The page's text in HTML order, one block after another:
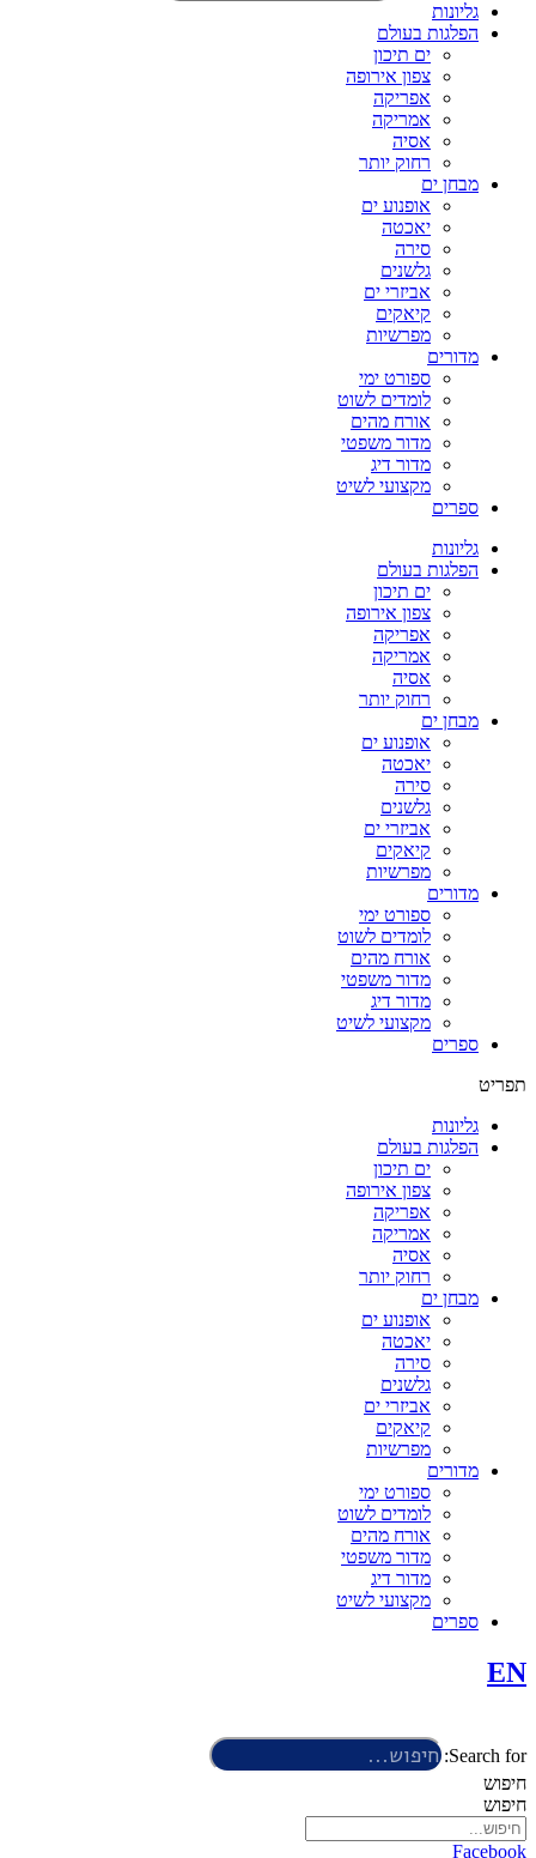
גליונות
הפלגות בעולם
ים תיכון
צפון אירופה
אפריקה
אמריקה
אסיה
רחוק יותר
מבחן ים
אופנוע ים
יאכטה
סירה
גלשנים
אביזרי ים
קיאקים
מפרשיות
מדורים
ספורט ימי
לומדים לשוט
אורח מהים
מדור משפטי
מדור דיג
מקצועי לשיט
ספרים
גליונות
הפלגות בעולם
ים תיכון
צפון אירופה
אפריקה
אמריקה
אסיה
רחוק יותר
מבחן ים
אופנוע ים
יאכטה
סירה
גלשנים
אביזרי ים
קיאקים
מפרשיות
מדורים
ספורט ימי
לומדים לשוט
אורח מהים
מדור משפטי
מדור דיג
מקצועי לשיט
ספרים
תפריט
גליונות
הפלגות בעולם
ים תיכון
צפון אירופה
אפריקה
אמריקה
אסיה
רחוק יותר
מבחן ים
אופנוע ים
יאכטה
סירה
גלשנים
אביזרי ים
קיאקים
מפרשיות
מדורים
ספורט ימי
לומדים לשוט
אורח מהים
מדור משפטי
מדור דיג
מקצועי לשיט
ספרים
EN
Search for:
חיפוש
חיפוש
Facebook